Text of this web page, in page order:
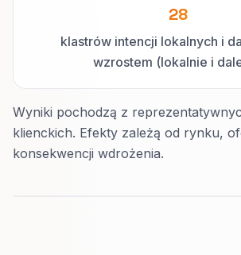
28
klastrów intencji lokalnych i
wzrostem (lokalnie i
Wyniki pochodzą z
klienckich. Efekty zależą od rynku,
konsekwencji wdrożenia.